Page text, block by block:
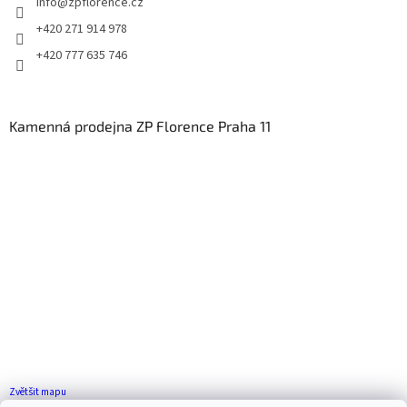
+420 271 914 978
+420 777 635 746
Kamenná prodejna ZP Florence Praha 11
Zvětšit mapu